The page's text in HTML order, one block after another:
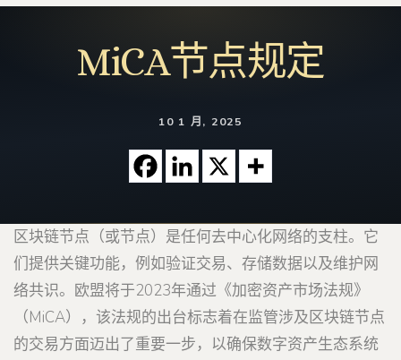
MiCA节点规定
10 1 月, 2025
区块链节点（或节点）是任何去中心化网络的支柱。它
们提供关键功能，例如验证交易、存储数据以及维护网
络共识。欧盟将于2023年通过《加密资产市场法规》
（MiCA），该法规的出台标志着在监管涉及区块链节点
的交易方面迈出了重要一步，以确保数字资产生态系统